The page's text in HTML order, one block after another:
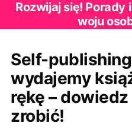
Rozwijaj się! Porady
woju
Self-
wydajemy
rękę –
zrobić!